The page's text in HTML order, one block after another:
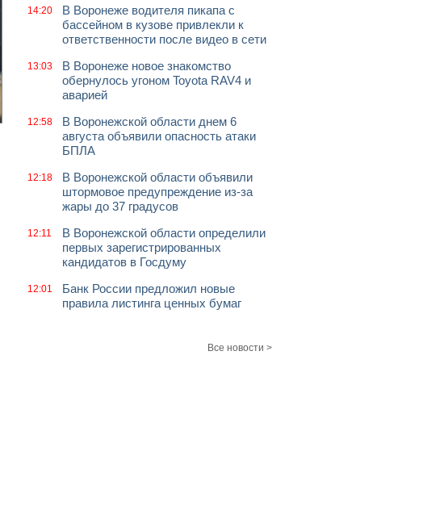
14:20
В Воронеже водителя пикапа с
бассейном в кузове привлекли к
ответственности после видео в сети
13:03
В Воронеже новое знакомство
обернулось угоном Toyota RAV4 и
аварией
12:58
В Воронежской области днем 6
августа объявили опасность атаки
БПЛА
12:18
В Воронежской области объявили
штормовое предупреждение из-за
жары до 37 градусов
12:11
В Воронежской области определили
первых зарегистрированных
кандидатов в Госдуму
12:01
Банк России предложил новые
правила листинга ценных бумаг
Все новости >